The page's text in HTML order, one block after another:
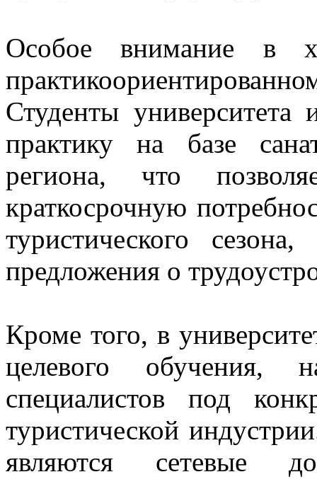
Особое внимание в
Студенты университета
практику на базе
региона, что
краткосрочную
туристического
предложения о
Кроме того, в
целевого обучения,
специалистов под
туристической
являются сетевые